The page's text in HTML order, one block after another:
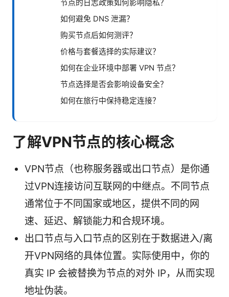
节点的日志政策如何影响隐私？
如何避免 DNS 泄漏？
购买节点后如何测评？
价格与套餐选择的实际建议？
如何在企业环境中部署 VPN 节点？
节点选择是否会影响设备安全？
如何在旅行中保持稳定连接？
了解VPN节点的核心概念
VPN节点（也称服务器或出口节点）是你通
过VPN连接访问互联网的中继点。不同节点
通常位于不同国家或地区，提供不同的网
速、延迟、解锁能力和合规环境。
出口节点与入口节点的区别在于数据进入/离
开VPN网络的具体位置。实际使用中，你的
真实 IP 会被替换为节点的对外 IP，从而实现
地址伪装。